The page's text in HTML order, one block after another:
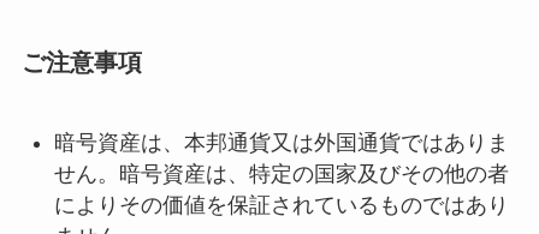
ご注意事項
暗号資産は、本邦通貨又は外国通貨ではありま
せん。暗号資産は、特定の国家及びその他の者
によりその価値を保証されているものではあり